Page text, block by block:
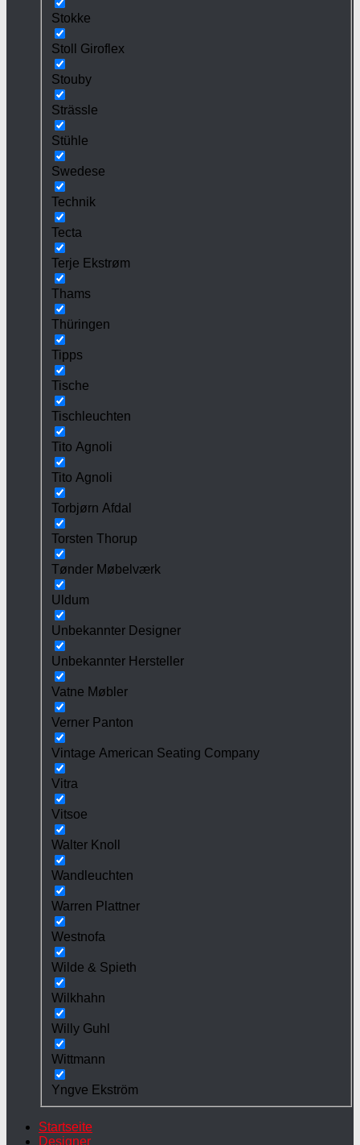
Stokke
Stoll Giroflex
Stouby
Strässle
Stühle
Swedese
Technik
Tecta
Terje Ekstrøm
Thams
Thüringen
Tipps
Tische
Tischleuchten
Tito Agnoli
Tito Agnoli
Torbjørn Afdal
Torsten Thorup
Tønder Møbelværk
Uldum
Unbekannter Designer
Unbekannter Hersteller
Vatne Møbler
Verner Panton
Vintage American Seating Company
Vitra
Vitsoe
Walter Knoll
Wandleuchten
Warren Plattner
Westnofa
Wilde & Spieth
Wilkhahn
Willy Guhl
Wittmann
Yngve Ekström
Startseite
Designer